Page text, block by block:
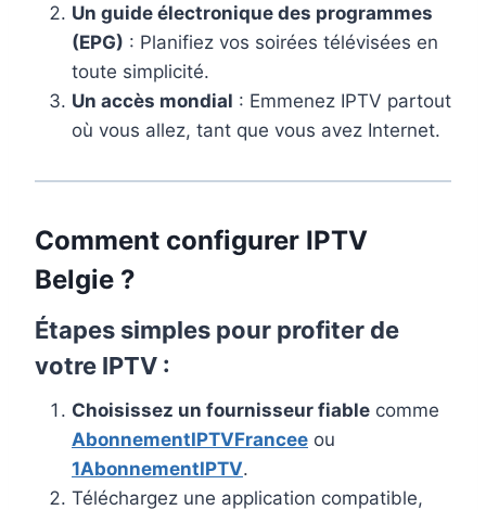
Un guide électronique des programmes
(EPG) : Planifiez vos soirées télévisées en
toute simplicité.
Un accès mondial : Emmenez IPTV partout
où vous allez, tant que vous avez Internet.
Comment configurer IPTV
Belgie ?
Étapes simples pour profiter de
votre IPTV :
Choisissez un fournisseur fiable comme
AbonnementIPTVFrancee ou
1AbonnementIPTV.
Téléchargez une application compatible,